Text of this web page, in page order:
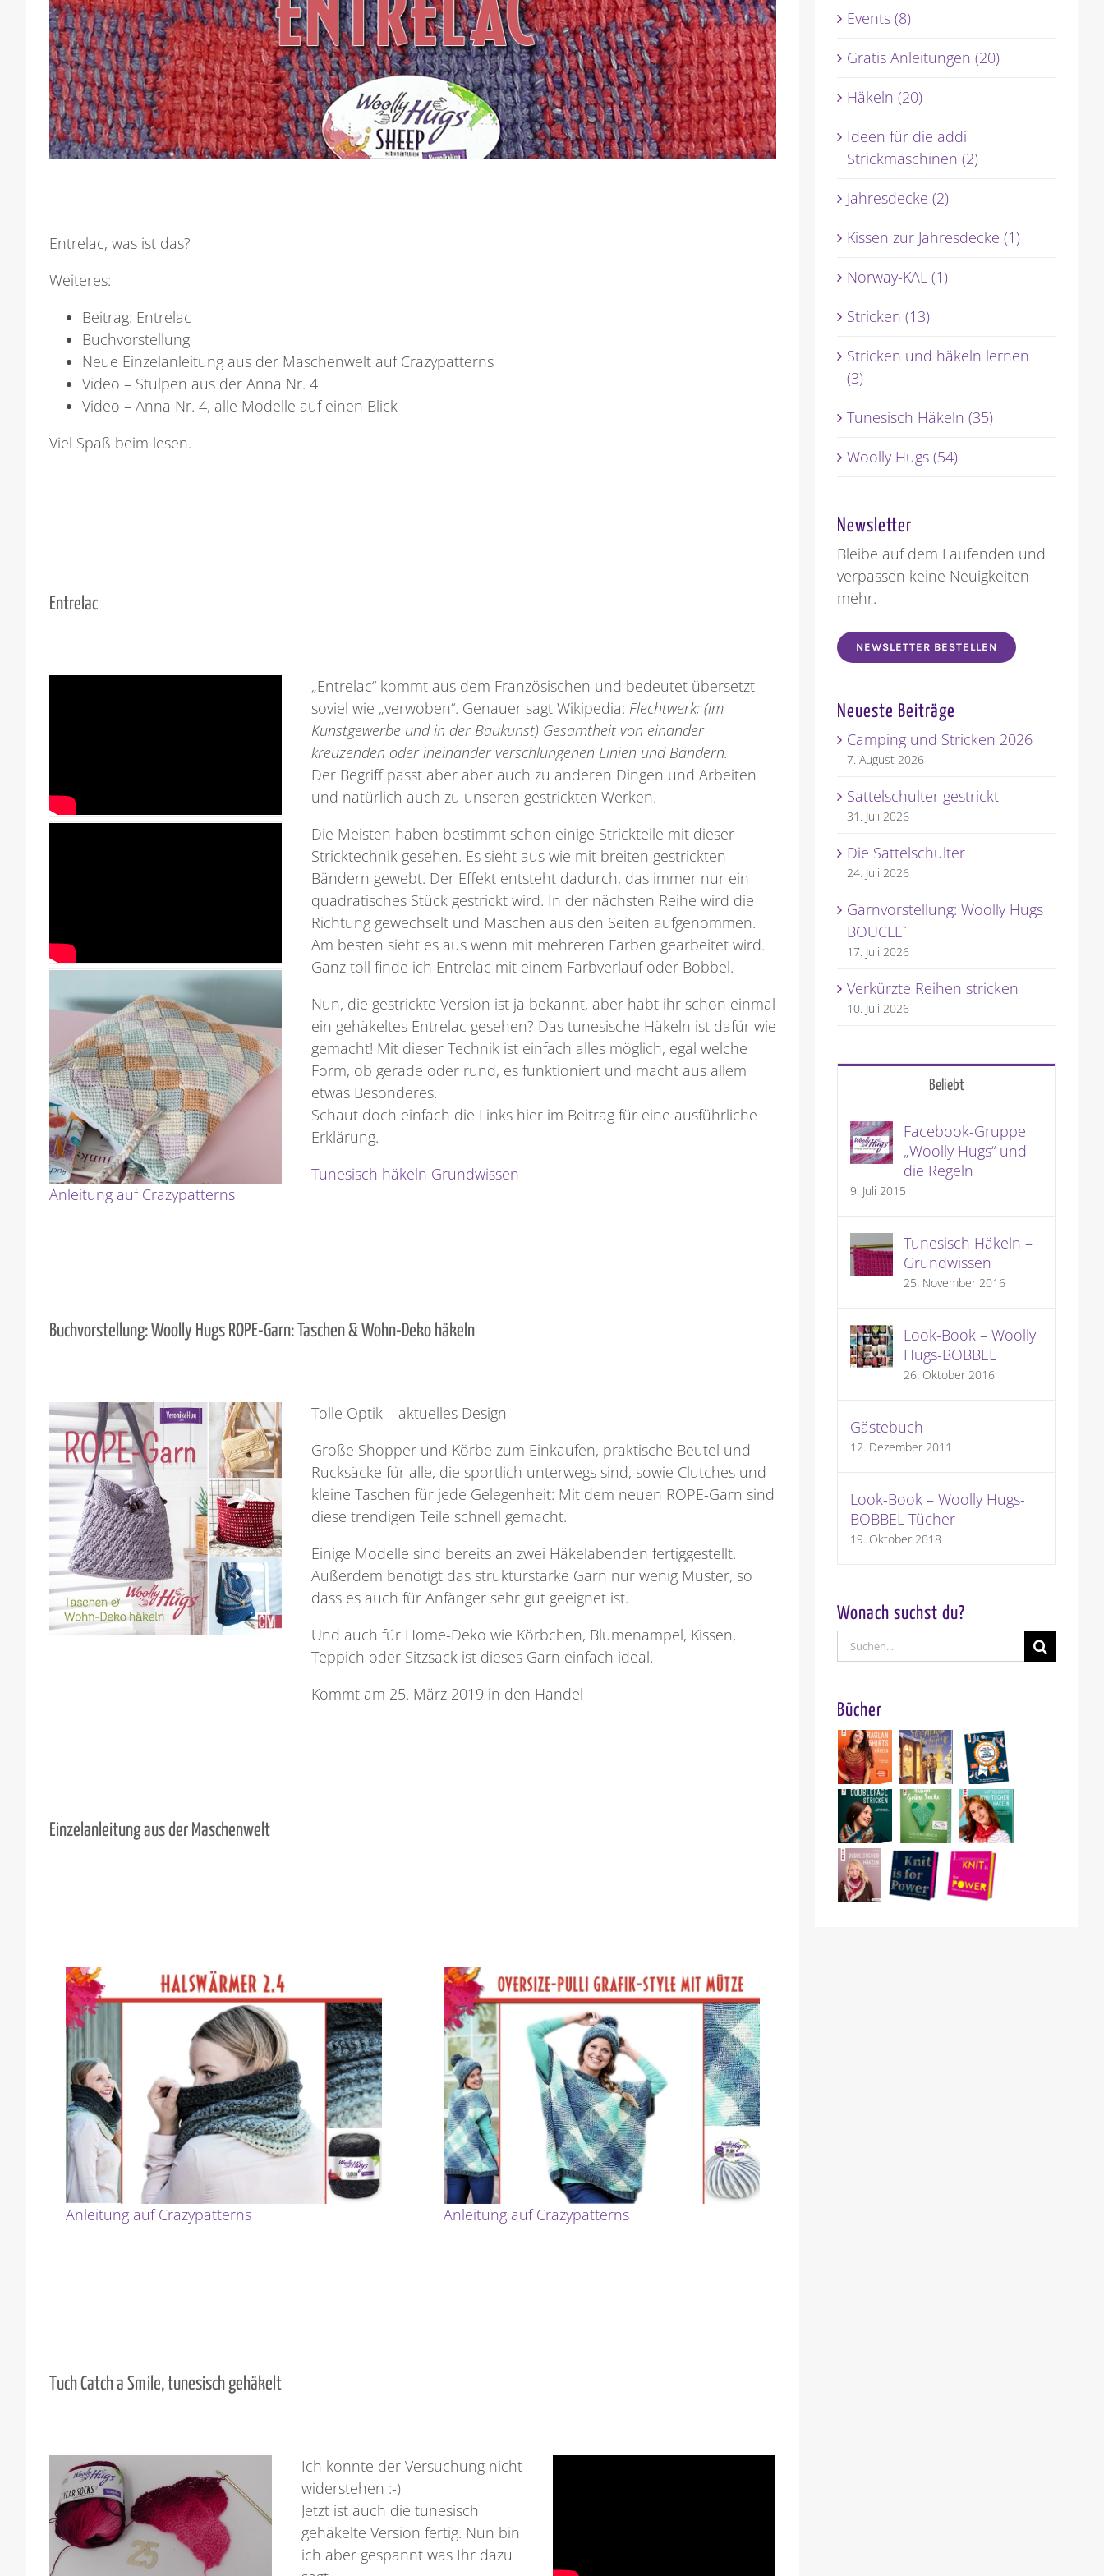
Entrelac, was ist das?
Weiteres:
Beitrag: Entrelac
Buchvorstellung
Neue Einzelanleitung aus der Maschenwelt auf Crazypatterns
Video – Stulpen aus der Anna Nr. 4
Video – Anna Nr. 4, alle Modelle auf einen Blick
Viel Spaß beim lesen.
Entrelac
Anleitung auf Crazypatterns
„Entrelac“ kommt aus dem Französischen und bedeutet übersetzt
soviel wie „verwoben“. Genauer sagt Wikipedia: Flechtwerk; (im
Kunstgewerbe und in der Baukunst) Gesamtheit von einander
kreuzenden oder ineinander verschlungenen Linien und Bändern.
Der Begriff passt aber aber auch zu anderen Dingen und Arbeiten
und natürlich auch zu unseren gestrickten Werken.
Die Meisten haben bestimmt schon einige Strickteile mit dieser
Stricktechnik gesehen. Es sieht aus wie mit breiten gestrickten
Bändern gewebt. Der Effekt entsteht dadurch, das immer nur ein
quadratisches Stück gestrickt wird. In der nächsten Reihe wird die
Richtung gewechselt und Maschen aus den Seiten aufgenommen.
Am besten sieht es aus wenn mit mehreren Farben gearbeitet wird.
Ganz toll finde ich Entrelac mit einem Farbverlauf oder Bobbel.
Nun, die gestrickte Version ist ja bekannt, aber habt ihr schon einmal
ein gehäkeltes Entrelac gesehen? Das tunesische Häkeln ist dafür wie
gemacht! Mit dieser Technik ist einfach alles möglich, egal welche
Form, ob gerade oder rund, es funktioniert und macht aus allem
etwas Besonderes.
Schaut doch einfach die Links hier im Beitrag für eine ausführliche
Erklärung.
Tunesisch häkeln Grundwissen
Buchvorstellung:Woolly Hugs ROPE-Garn: Taschen & Wohn-Deko häkeln
Tolle Optik – aktuelles Design
Große Shopper und Körbe zum Einkaufen, praktische Beutel und
Rucksäcke für alle, die sportlich unterwegs sind, sowie Clutches und
kleine Taschen für jede Gelegenheit: Mit dem neuen ROPE-Garn sind
diese trendigen Teile schnell gemacht.
Einige Modelle sind bereits an zwei Häkelabenden fertiggestellt.
Außerdem benötigt das strukturstarke Garn nur wenig Muster, so
dass es auch für Anfänger sehr gut geeignet ist.
Und auch für Home-Deko wie Körbchen, Blumenampel, Kissen,
Teppich oder Sitzsack ist dieses Garn einfach ideal.
Kommt am 25. März 2019 in den Handel
Einzelanleitung aus der Maschenwelt
Anleitung auf Crazypatterns Anleitung auf Crazypatterns
Tuch Catch a Smile, tunesisch gehäkelt
Ich konnte der Versuchung nicht
widerstehen :-)
Jetzt ist auch die tunesisch
gehäkelte Version fertig. Nun bin
ich aber gespannt was Ihr dazu
Events (8)
Gratis Anleitungen (20)
Häkeln (20)
Ideen für die addi
Strickmaschinen (2)
Jahresdecke (2)
Kissen zur Jahresdecke (1)
Norway-KAL (1)
Stricken (13)
Stricken und häkeln lernen
(3)
Tunesisch Häkeln (35)
Woolly Hugs (54)
Newsletter
Bleibe auf dem Laufenden und
verpassen keine Neuigkeiten
mehr.
NEWSLETTER BESTELLEN
Neueste Beiträge
Camping und Stricken 2026
7. August 2026
Sattelschulter gestrickt
31. Juli 2026
Die Sattelschulter
24. Juli 2026
Garnvorstellung: Woolly Hugs
BOUCLE`
17. Juli 2026
Verkürzte Reihen stricken
10. Juli 2026
Beliebt
Facebook-Gruppe
„Woolly Hugs“ und
die Regeln
9. Juli 2015
Tunesisch Häkeln –
Grundwissen
25. November 2016
Look-Book – Woolly
Hugs-BOBBEL
26. Oktober 2016
Gästebuch
12. Dezember 2011
Look-Book – Woolly Hugs-
BOBBEL Tücher
19. Oktober 2018
Wonach suchst du?
Suche
nach:
Bücher